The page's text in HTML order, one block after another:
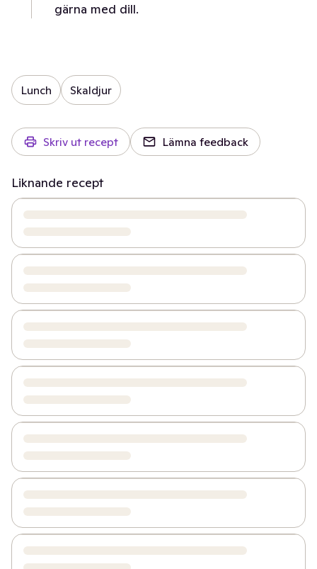
gärna med dill.
Lunch Skaldjur
Skriv ut recept Lämna feedback
Liknande recept